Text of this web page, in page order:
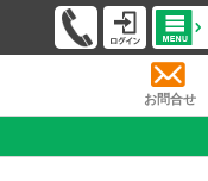
お問合せ